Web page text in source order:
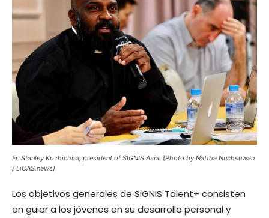
Fr. Stanley Kozhichira, president of SIGNIS Asia. (Photo by Nattha Nuchsuwan
/ LiCAS.news)
Los objetivos generales de SIGNIS Talent+ consisten
en guiar a los jóvenes en su desarrollo personal y